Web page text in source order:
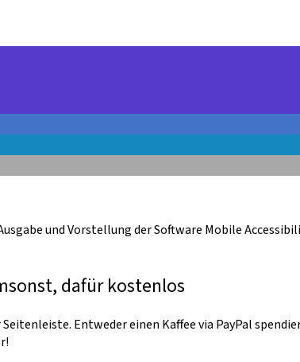
und Vorstellung der Software Mobile
dafür kostenlos
Entweder einen Kaffee via PayPal